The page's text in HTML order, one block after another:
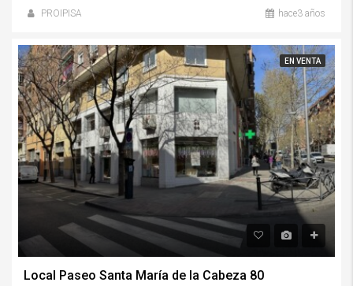
PROIPISA hace3 años
EN VENTA
Local Paseo Santa María de la Cabeza 80